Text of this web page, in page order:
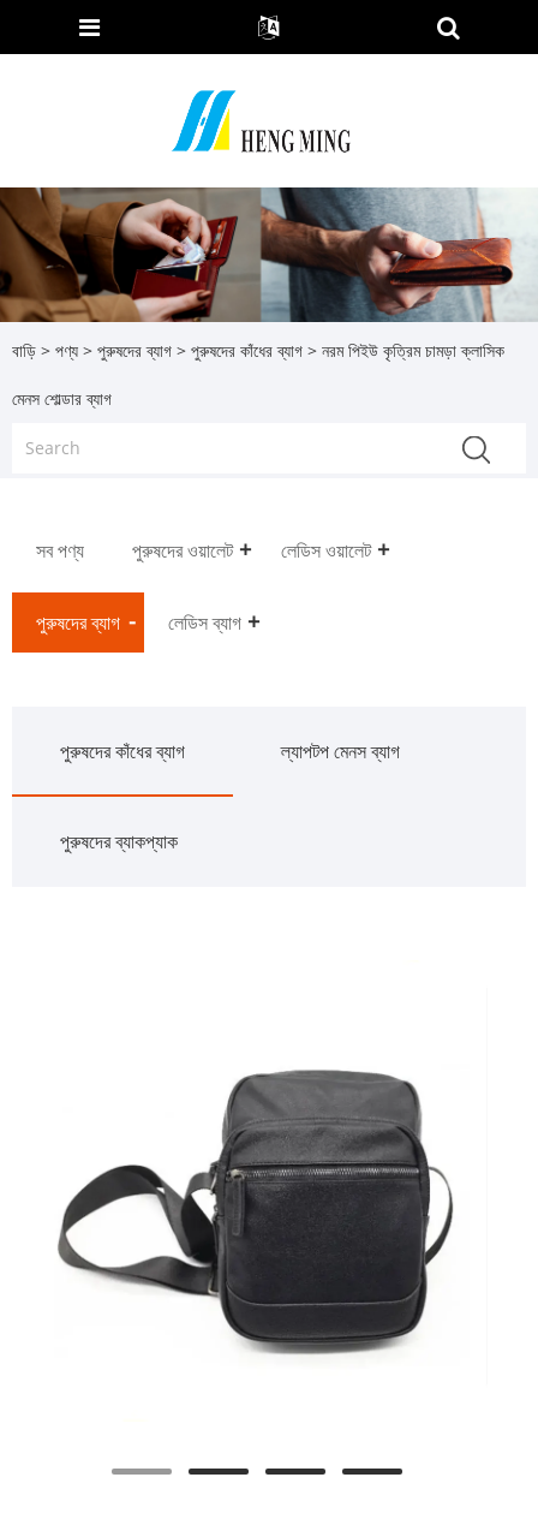
বাড়ি > পণ্য > পুরুষদের ব্যাগ > পুরুষদের কাঁধের ব্যাগ > নরম পিইউ কৃত্রিম চামড়া ক্লাসিক
মেনস শোল্ডার ব্যাগ
সব পণ্য পুরুষদের ওয়ালেট লেডিস ওয়ালেট
পুরুষদের ব্যাগ লেডিস ব্যাগ
পুরুষদের কাঁধের ব্যাগ ল্যাপটপ মেনস ব্যাগ
পুরুষদের ব্যাকপ্যাক